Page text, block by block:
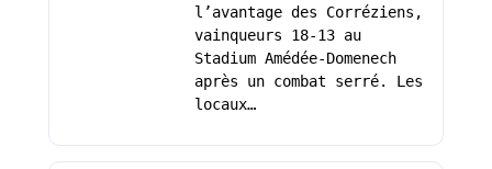
l’avantage des Corréziens,
vainqueurs 18-13 au
Stadium Amédée-Domenech
après un combat serré. Les
locaux…